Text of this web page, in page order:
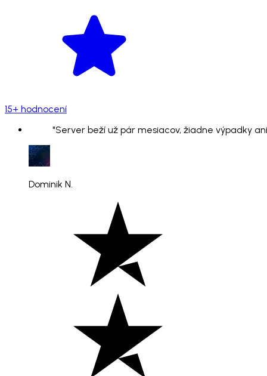
15+ hodnocení
"Server beží už pár mesiacov, žiadne výpadky
Dominik N.